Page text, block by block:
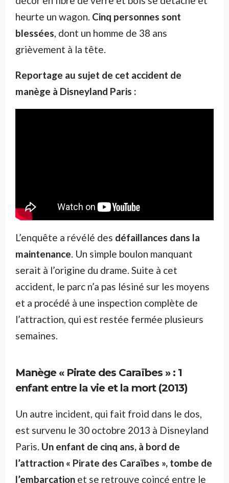
heurte un wagon. Cinq personnes sont
blessées, dont un homme de 38 ans
grièvement à la tête.
Reportage au sujet de cet accident de
manège à Disneyland Paris :
L’enquête a révélé des défaillances dans la
maintenance. Un simple boulon manquant
serait à l’origine du drame. Suite à cet
accident, le parc n’a pas lésiné sur les moyens
et a procédé à une inspection complète de
l’attraction, qui est restée fermée plusieurs
semaines.
Manège « Pirate des Caraïbes » : 1
enfant entre la vie et la mort (2013)
Un autre incident, qui fait froid dans le dos,
est survenu le 30 octobre 2013 à Disneyland
Paris. Un enfant de cinq ans, à bord de
l’attraction « Pirate des Caraïbes », tombe de
l’embarcation et se retrouve coincé entre le